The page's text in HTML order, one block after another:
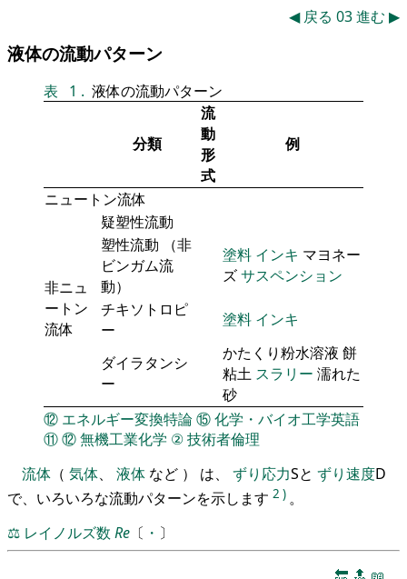
◀ 戻る 03進む ▶
液体の流動パターン
表 1 . 液体の流動パターン
分類
流
動
形
式
例
ニュートン流体
非ニュ
ートン
流体
疑塑性流動
塑性流動 （非
ビンガム流
動）
塗料 インキ マヨネー
ズサスペンション
チキソトロピ
ー
塗料 インキ
ダイラタンシ
ー
かたくり粉水溶液 餅
粘土 スラリー 濡れた
砂
⑫ エネルギー変換特論⑮化学・バイオ工学英語
⑪⑫無機工業化学 ②技術者倫理
流体 （ 気体、 液体 など ） は、 ずり応力Sと ずり速度D
で、いろいろな流動パターンを示します 2 ) 。
⚖️ レイノルズ数 Re 〔 ・ 〕